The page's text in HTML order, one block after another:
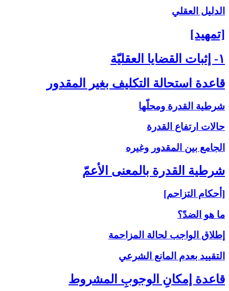
الدليل العقلي
[تمهيد]
۱- إثبات القضايا العقليّة
قاعدة استحالة التكليف بغير المقدور
شرطية القدرة ومحلّها
حالات ارتفاع القدرة
الجامع بين المقدور وغيره
شرطية القدرة بالمعنى‏ الأعمّ‏
[أحكام التزاحم]
ما هو الضدّ؟
إطلاق الواجب لحالة المزاحمة
التقييد بعدم المانع الشرعي
قاعدة إمكانِ الوجوبِ المشروط